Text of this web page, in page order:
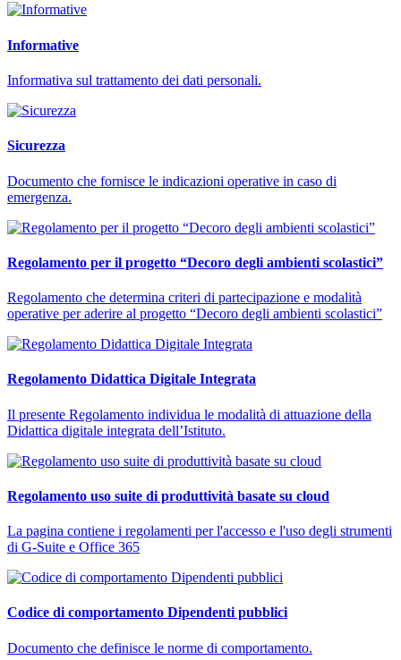
Informative
Informativa sul trattamento dei dati personali.
Sicurezza
Documento che fornisce le indicazioni operative in caso di
emergenza.
Regolamento per il progetto “Decoro degli ambienti scolastici”
Regolamento che determina criteri di partecipazione e modalità
operative per aderire al progetto “Decoro degli ambienti scolastici”
Regolamento Didattica Digitale Integrata
Il presente Regolamento individua le modalità di attuazione della
Didattica digitale integrata dell’Istituto.
Regolamento uso suite di produttività basate su cloud
La pagina contiene i regolamenti per l'accesso e l'uso degli strumenti
di G-Suite e Office 365
Codice di comportamento Dipendenti pubblici
Documento che definisce le norme di comportamento.